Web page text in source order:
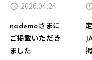
2026.04.24
nademoさまに
ご掲載いただき
ました